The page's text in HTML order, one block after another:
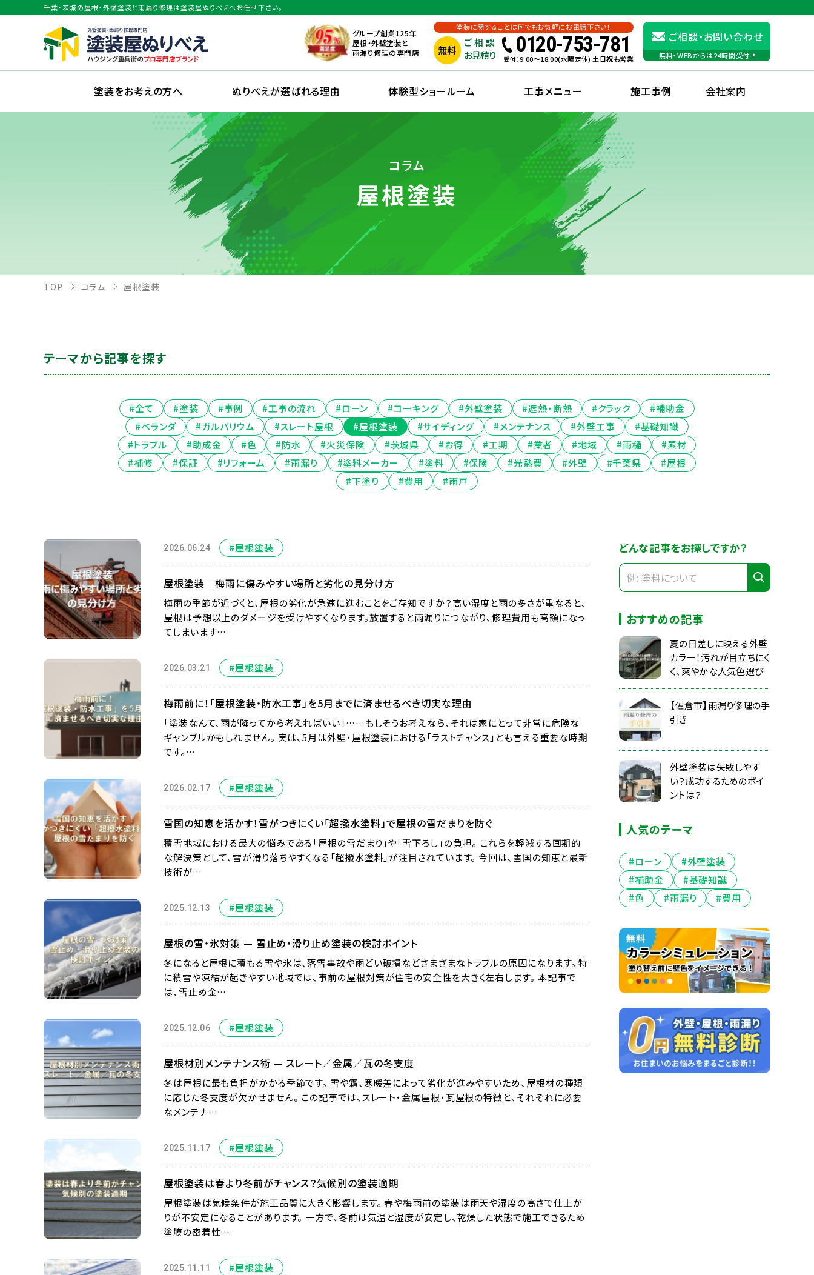
千葉・茨城の屋根・外壁塗装と雨漏り修理は塗装屋ぬりべえへお任せ下さい。
グループ創業125年
屋根・外壁塗装と
雨漏り修理の専門店
塗装に関することは何でもお気軽にお電話下さい！
無料
ご相談
お見積り
0120-753-781
受付：9:00〜18:00(水曜定休) 土日祝も営業
ご相談・お問い合わせ
無料・WEBからは24時間受付
塗装をお考えの方へ ぬりべえが選ばれる理由 体験型ショールーム 工事メニュー 施工事例 会社案内
コラム
屋根塗装
TOP コラム 屋根塗装
テーマから記事を探す
#全て #塗装 #事例 #工事の流れ #ローン #コーキング #外壁塗装 #遮熱・断熱 #クラック
#補助金
#ベランダ
#ガルバリウム #スレート屋根 #屋根塗装 #サイディング #メンテナンス #外壁工事
#基礎知識
#トラブル
#助成金 #色 #防水 #火災保険 #茨城県 #お得 #工期 #業者 #地域 #雨樋
#素材
#補修
#保証 #リフォーム #雨漏り #塗料メーカー #塗料 #保険 #光熱費 #外壁 #千葉県
#屋根
#下塗り
#費用 #雨戸
2026.06.24 #屋根塗装
屋根塗装｜梅雨に傷みやすい場所と劣化の見分け方
梅雨の季節が近づくと、屋根の劣化が急速に進むことをご存知ですか？高い湿度と雨の多さが重なると、
屋根は予想以上のダメージを受けやすくなります。放置すると雨漏りにつながり、修理費用も高額になっ
てしまいます…
2026.03.21 #屋根塗装
梅雨前に！「屋根塗装・防水工事」を5月までに済ませるべき切実な理由
「塗装なんて、雨が降ってから考えればいい」……もしそうお考えなら、それは家にとって非常に危険な
ギャンブルかもしれません。 実は、5月は外壁・屋根塗装における「ラストチャンス」とも言える重要な時期
です。…
2026.02.17 #屋根塗装
雪国の知恵を活かす！雪がつきにくい「超撥水塗料」で屋根の雪だまりを防ぐ
積雪地域における最大の悩みである「屋根の雪だまり」や「雪下ろし」の負担。 これらを軽減する画期的
な解決策として、雪が滑り落ちやすくなる「超撥水塗料」が注目されています。 今回は、雪国の知恵と最新
技術が…
2025.12.13 #屋根塗装
屋根の雪・氷対策 — 雪止め・滑り止め塗装の検討ポイント
冬になると屋根に積もる雪や氷は、落雪事故や雨どい破損などさまざまなトラブルの原因になります。 特
に積雪や凍結が起きやすい地域では、事前の屋根対策が住宅の安全性を大きく左右します。 本記事で
は、雪止め金…
2025.12.06 #屋根塗装
屋根材別メンテナンス術 — スレート／金属／瓦の冬支度
冬は屋根に最も負担がかかる季節です。 雪や霜、寒暖差によって劣化が進みやすいため、屋根材の種類
に応じた冬支度が欠かせません。 この記事では、スレート・金属屋根・瓦屋根の特徴と、それぞれに必要
なメンテナ…
2025.11.17 #屋根塗装
屋根塗装は春より冬前がチャンス？気候別の塗装適期
屋根塗装は気候条件が施工品質に大きく影響します。 春や梅雨前の塗装は雨天や湿度の高さで仕上が
りが不安定になることがあります。 一方で、冬前は気温と湿度が安定し、乾燥した状態で施工できるため
塗膜の密着性…
2025.11.11 #屋根塗装
どんな記事をお探しですか？
おすすめの記事
夏の日差しに映える外壁
カラー！汚れが目立ちにく
く、爽やかな人気色選び
【佐倉市】雨漏り修理の手
引き
外壁塗装は失敗しやす
い？成功するためのポイ
ントは？
人気のテーマ
#ローン
#外壁塗装
#補助金
#基礎知識
#色
#雨漏り #費用